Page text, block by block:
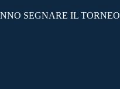
SEGNARE IL TORNEO